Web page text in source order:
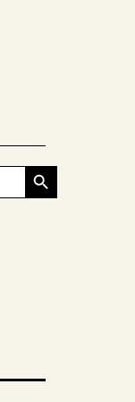
Search Button